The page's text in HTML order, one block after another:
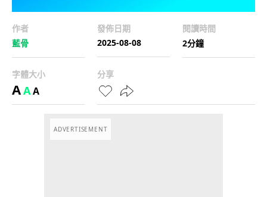
作者
藍骨
發佈日期
2025-08-08
閱讀時間
2分鐘
字體大小
AAA
分享
ADVERTISEMENT